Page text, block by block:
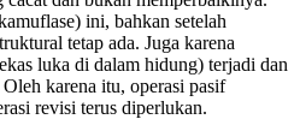
ini, bahkan setelah
tetap ada. Juga karena
luka di dalam hidung) terjadi dan
karena itu, operasi pasif
revisi terus diperlukan.